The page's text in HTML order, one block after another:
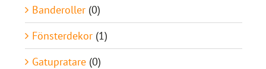
Banderoller (0)
Fönsterdekor (1)
Gatupratare (0)